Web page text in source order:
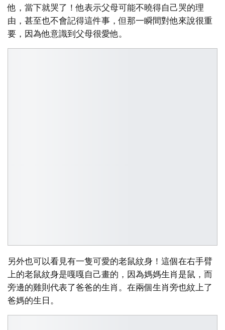
他，當下就哭了！他表示父母可能不曉得自己哭的理
由，甚至也不會記得這件事，但那一瞬間對他來說很重
要，因為他意識到父母很愛他。
另外也可以看見有一隻可愛的老鼠紋身！這個在右手臂
上的老鼠紋身是嘎嘎自己畫的，因為媽媽生肖是鼠，而
旁邊的雞則代表了爸爸的生肖。在兩個生肖旁也紋上了
爸媽的生日。